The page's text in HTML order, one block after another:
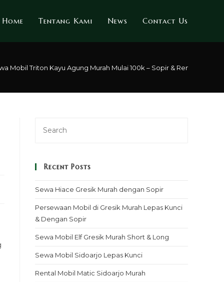
Home Tentang Kami News Contact Us
Mobil Triton Kayu Agung Murah Mulai 100k – Sopir & Rental Lepas
Recent Posts
Sewa Hiace Gresik Murah dengan Sopir
Persewaan Mobil di Gresik Murah Lepas Kunci
& Dengan Sopir
Sewa Mobil Elf Gresik Murah Short & Long
Sewa Mobil Sidoarjo Lepas Kunci
Rental Mobil Matic Sidoarjo Murah